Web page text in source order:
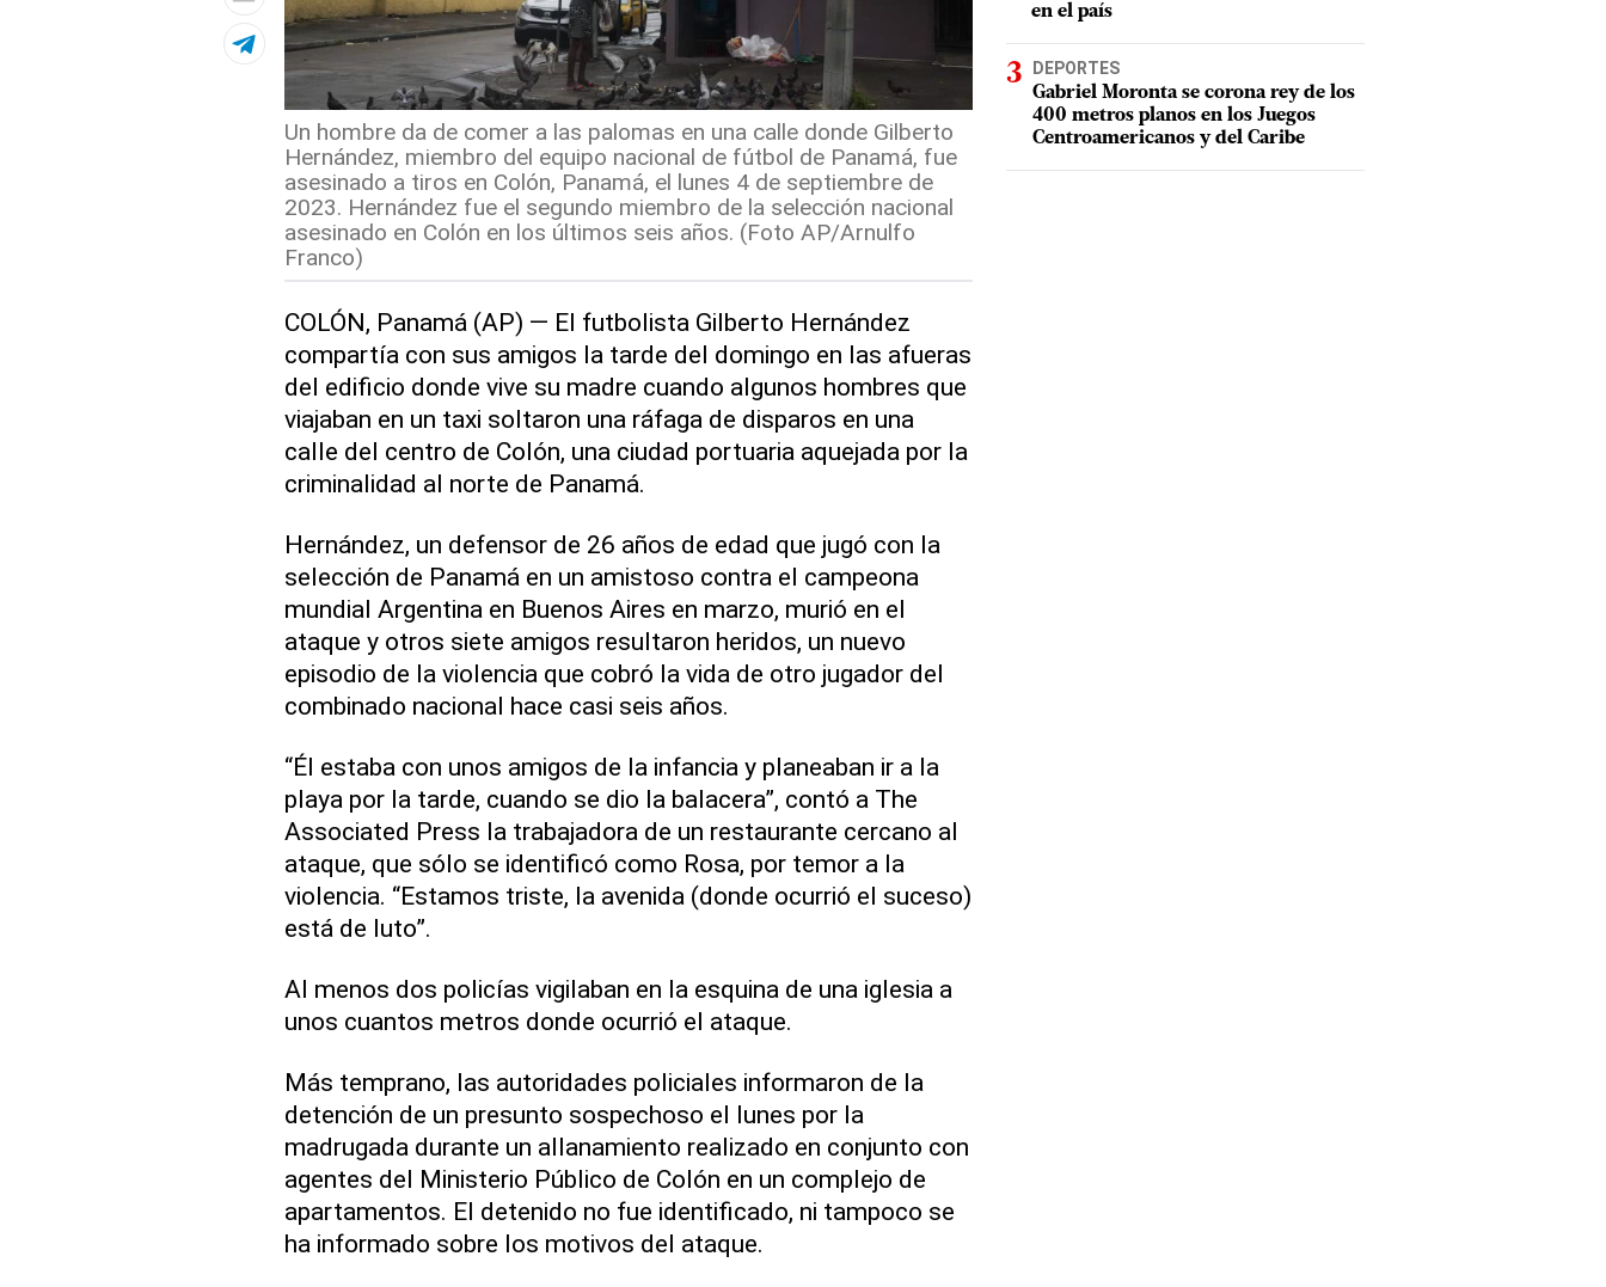
Un hombre da de comer a las palomas en una calle donde Gilberto
Hernández, miembro del equipo nacional de fútbol de Panamá, fue
asesinado a tiros en Colón, Panamá, el lunes 4 de septiembre de
2023. Hernández fue el segundo miembro de la selección nacional
asesinado en Colón en los últimos seis años. (Foto AP/Arnulfo
Franco)
COLÓN, Panamá (AP) — El futbolista Gilberto Hernández
compartía con sus amigos la tarde del domingo en las afueras
del edificio donde vive su madre cuando algunos hombres que
viajaban en un taxi soltaron una ráfaga de disparos en una
calle del centro de Colón, una ciudad portuaria aquejada por la
criminalidad al norte de Panamá.
Hernández, un defensor de 26 años de edad que jugó con la
selección de Panamá en un amistoso contra el campeona
mundial Argentina en Buenos Aires en marzo, murió en el
ataque y otros siete amigos resultaron heridos, un nuevo
episodio de la violencia que cobró la vida de otro jugador del
combinado nacional hace casi seis años.
“Él estaba con unos amigos de la infancia y planeaban ir a la
playa por la tarde, cuando se dio la balacera”, contó a The
Associated Press la trabajadora de un restaurante cercano al
ataque, que sólo se identificó como Rosa, por temor a la
violencia. “Estamos triste, la avenida (donde ocurrió el suceso)
está de luto”.
Al menos dos policías vigilaban en la esquina de una iglesia a
unos cuantos metros donde ocurrió el ataque.
Más temprano, las autoridades policiales informaron de la
detención de un presunto sospechoso el lunes por la
madrugada durante un allanamiento realizado en conjunto con
agentes del Ministerio Público de Colón en un complejo de
apartamentos. El detenido no fue identificado, ni tampoco se
ha informado sobre los motivos del ataque.
en el país
DEPORTES
Gabriel Moronta se corona rey de los
400 metros planos en los Juegos
Centroamericanos y del Caribe